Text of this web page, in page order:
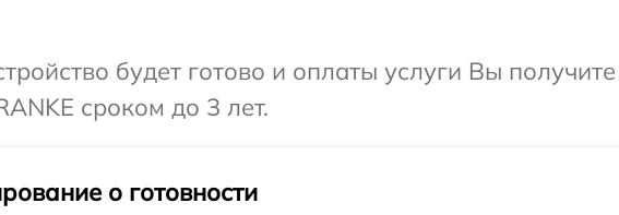
будет готово и оплаты услуги Вы
сроком до 3 лет.
о готовности